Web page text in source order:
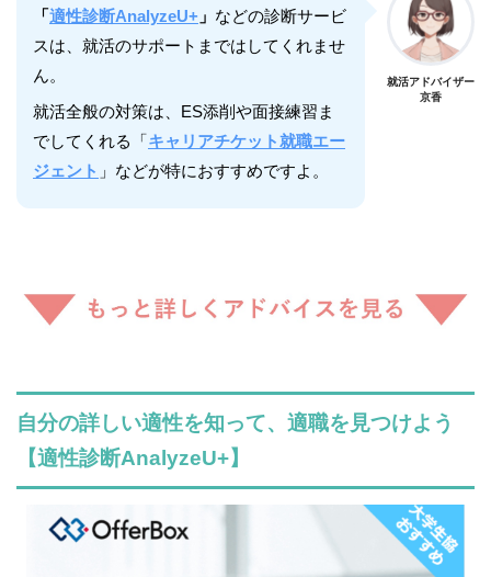
「適性診断AnalyzeU+ 」 などの診断サービ
スは、就活のサポートまではしてくれませ
ん。
就活全般の対策は、ES添削や面接練習ま
でしてくれる「キャリアチケット就職エー
ジェント 」などが特におすすめですよ。
就活アドバイザー
京香
自分の詳しい適性を知って、適職を見つけよう
【適性診断AnalyzeU+】